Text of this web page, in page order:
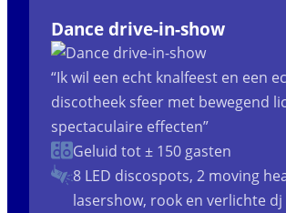
Dance drive-in-show
“Ik wil een echt knalfeest en een
discotheek sfeer met bewegend
spectaculaire effecten”
Geluid tot ± 150 gasten
8 LED discospots, 2 moving
lasershow, rook en verlichte